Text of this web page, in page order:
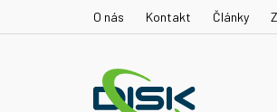
O nás Kontakt Články